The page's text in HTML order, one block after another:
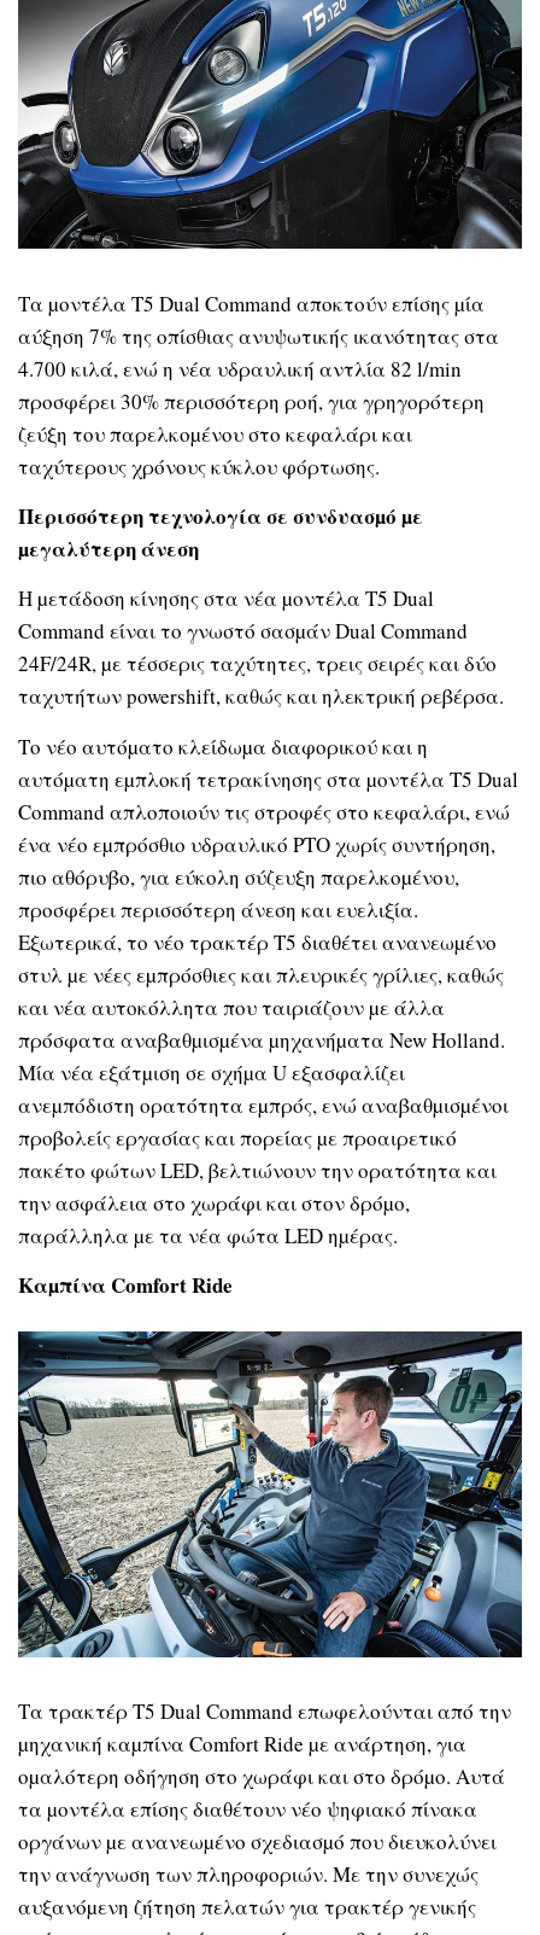
Τα µοντέλα T5 Dual Command αποκτούν επίσης µία
αύξηση 7% της οπίσθιας ανυψωτικής ικανότητας στα
4.700 κιλά, ενώ η νέα υδραυλική αντλία 82 l/min
προσφέρει 30% περισσότερη ροή, για γρηγορότερη
ζεύξη του παρελκοµένου στο κεφαλάρι και
ταχύτερους χρόνους κύκλου φόρτωσης.
Περισσότερη τεχνολογία σε συνδυασµό µε
µεγαλύτερη άνεση
Η µετάδοση κίνησης στα νέα µοντέλα T5 Dual
Command είναι το γνωστό σασµάν Dual Command
24F/24R, µε τέσσερις ταχύτητες, τρεις σειρές και δύο
ταχυτήτων powershift, καθώς και ηλεκτρική ρεβέρσα.
Το νέο αυτόµατο κλείδωµα διαφορικού και η
αυτόµατη εµπλοκή τετρακίνησης στα µοντέλα T5 Dual
Command απλοποιούν τις στροφές στο κεφαλάρι, ενώ
ένα νέο εµπρόσθιο υδραυλικό ΡΤΟ χωρίς συντήρηση,
πιο αθόρυβο, για εύκολη σύζευξη παρελκοµένου,
προσφέρει περισσότερη άνεση και ευελιξία.
Εξωτερικά, το νέο τρακτέρ T5 διαθέτει ανανεωµένο
στυλ µε νέες εµπρόσθιες και πλευρικές γρίλιες, καθώς
και νέα αυτοκόλλητα που ταιριάζουν µε άλλα
πρόσφατα αναβαθµισµένα µηχανήµατα New Holland.
Μία νέα εξάτµιση σε σχήµα U εξασφαλίζει
ανεµπόδιστη ορατότητα εµπρός, ενώ αναβαθµισµένοι
προβολείς εργασίας και πορείας µε προαιρετικό
πακέτο φώτων LED, βελτιώνουν την ορατότητα και
την ασφάλεια στο χωράφι και στον δρόµο,
παράλληλα µε τα νέα φώτα LED ηµέρας.
Καµπίνα Comfort Ride
Τα τρακτέρ T5 Dual Command επωφελούνται από την
µηχανική καµπίνα Comfort Ride µε ανάρτηση, για
οµαλότερη οδήγηση στο χωράφι και στο δρόµο. Αυτά
τα µοντέλα επίσης διαθέτουν νέο ψηφιακό πίνακα
οργάνων µε ανανεωµένο σχεδιασµό που διευκολύνει
την ανάγνωση των πληροφοριών. Με την συνεχώς
αυξανόµενη ζήτηση πελατών για τρακτέρ γενικής